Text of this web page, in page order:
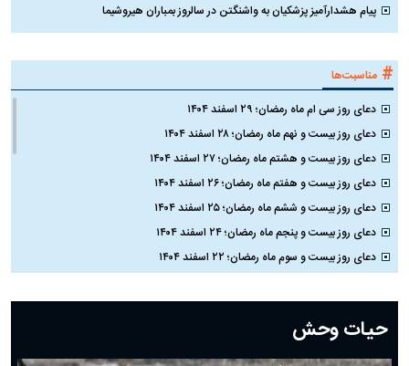
پیام هشدارآمیز پزشکیان به واشنگتن در سالروز بمباران هیروشیما
# مناسبت‌ها
دعای روز سی ام ماه رمضان؛ ۲۹ اسفند ۱۴۰۴
دعای روز بیست و نهم ماه رمضان؛ ۲۸ اسفند ۱۴۰۴
دعای روز بیست و هشتم ماه رمضان؛ ۲۷ اسفند ۱۴۰۴
دعای روز بیست و هفتم ماه رمضان؛ ۲۶ اسفند ۱۴۰۴
دعای روز بیست و ششم ماه رمضان؛ ۲۵ اسفند ۱۴۰۴
دعای روز بیست و پنجم ماه رمضان؛ ۲۴ اسفند ۱۴۰۴
دعای روز بیست و سوم ماه رمضان؛ ۲۲ اسفند ۱۴۰۴
دعای روز بیستم ماه رمضان؛ ۱۹ اسفند ۱۴۰۴
دعای روز هشتم ماه مبارک رمضان؛ ۷ اسفند ماه ۱۴۰۴
دعای روز هفتم ماه رمضان؛ ۶ اسفند ۱۴۰۴
حیات وحش